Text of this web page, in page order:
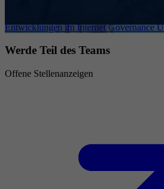
Entwicklungen im Internet Governance
Werde Teil des Teams
Offene Stellenanzeigen